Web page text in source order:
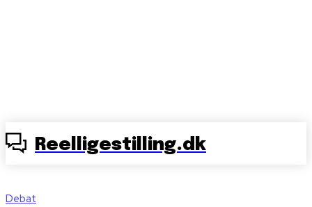
Reelligestilling.dk
Debat